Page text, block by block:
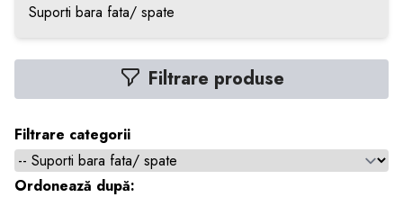
Suporti bara fata/ spate
Filtrare produse
Filtrare categorii
Ordonează după: